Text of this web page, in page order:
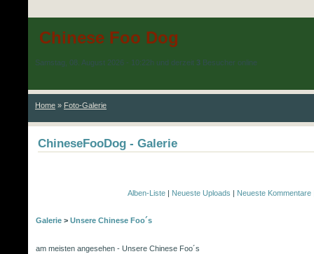
Chinese Foo Dog
Samstag, 08. August 2026 - 10:22h und derzeit 3 Besucher online
Home » Foto-Galerie
ChineseFooDog - Galerie
Alben-Liste Neueste Uploads Neueste Kommentare
Galerie > Unsere Chinese Foo´s
am meisten angesehen - Unsere Chinese Foo´s